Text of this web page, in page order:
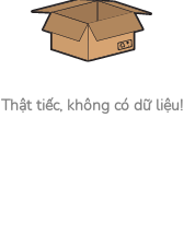
Thật tiếc, không có dữ liệu!